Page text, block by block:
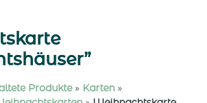
Produkte» Karten »